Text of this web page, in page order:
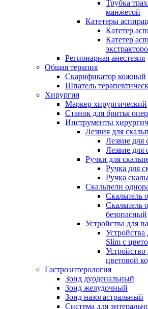
Трубка
манжетой
Катетеры
Катетер
Катетер
Регионарная анестезия
Общая терапия
Скарификатор кожный
Шпатель
Хирургия
Маркер хирургический
Станок для бритья
Инструменты
Лезвия для
Лезвие для
Лезвие для
Ручки для
Ручка для
Ручка
Скальпели
Скальпель
Скальпель
безопасный
Устройства для
Slim с
цветовой
Гастроэнтерология
Зонд дуоденальный
Зонд желудочный
Зонд назогастральный
Система для